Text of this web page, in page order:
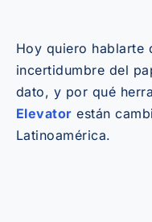
Hoy quiero hablarte
incertidumbre del
dato, y por qué
Elevator están
Latinoamérica.